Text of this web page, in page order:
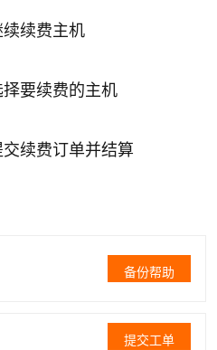
续续费主机
择要续费的主机
交续费订单并结算
备份帮助
提交工单